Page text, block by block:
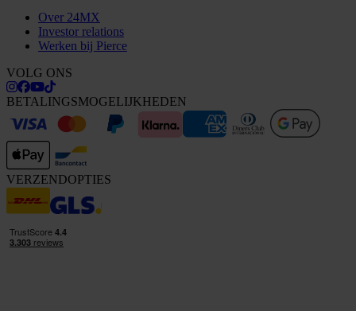
Over 24MX
Investor relations
Werken bij Pierce
VOLG ONS
BETALINGSMOGELIJKHEDEN
VERZENDOPTIES